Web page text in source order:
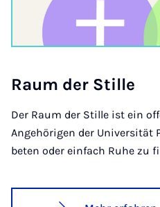
Raum der Stil­le
Der Raum der Stille ist ein
Angehörigen der Universität
beten oder einfach Ruhe zu